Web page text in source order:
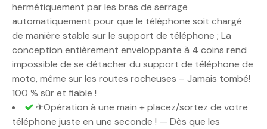
hermétiquement par les bras de serrage
automatiquement pour que le téléphone soit chargé
de manière stable sur le support de téléphone ; La
conception entièrement enveloppante à 4 coins rend
impossible de se détacher du support de téléphone de
moto, même sur les routes rocheuses – Jamais tombé!
100 % sûr et fiable !
✈Opération à une main + placez/sortez de votre
téléphone juste en une seconde ! — Dès que les